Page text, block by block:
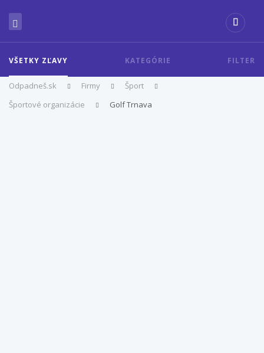
VŠETKY ZĽAVY KATEGÓRIE FILTER
Odpadneš.sk Firmy
Šport
Športové organizácie
Golf Trnava